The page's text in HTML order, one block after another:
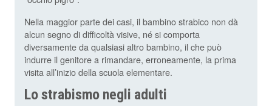
Nella maggior parte dei casi, il bambino strabico non dà
alcun segno di difficoltà visive, né si comporta
diversamente da qualsiasi altro bambino, il che può
indurre il genitore a rimandare, erroneamente, la prima
visita all’inizio della scuola elementare.
Lo strabismo negli adulti